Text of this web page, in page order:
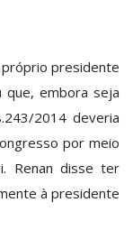
presidente
que, embora seja
2014 deveria
por meio
Renan disse ter
à presidente